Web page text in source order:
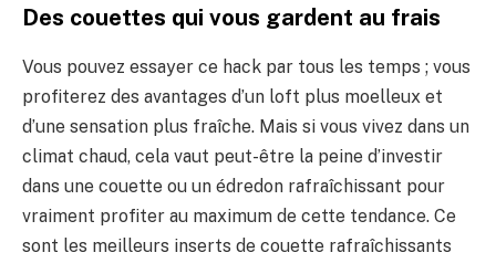
Des couettes qui vous gardent au frais
Vous pouvez essayer ce hack par tous les temps ; vous
profiterez des avantages d’un loft plus moelleux et
d’une sensation plus fraîche. Mais si vous vivez dans un
climat chaud, cela vaut peut-être la peine d’investir
dans une couette ou un édredon rafraîchissant pour
vraiment profiter au maximum de cette tendance. Ce
sont les meilleurs inserts de couette rafraîchissants